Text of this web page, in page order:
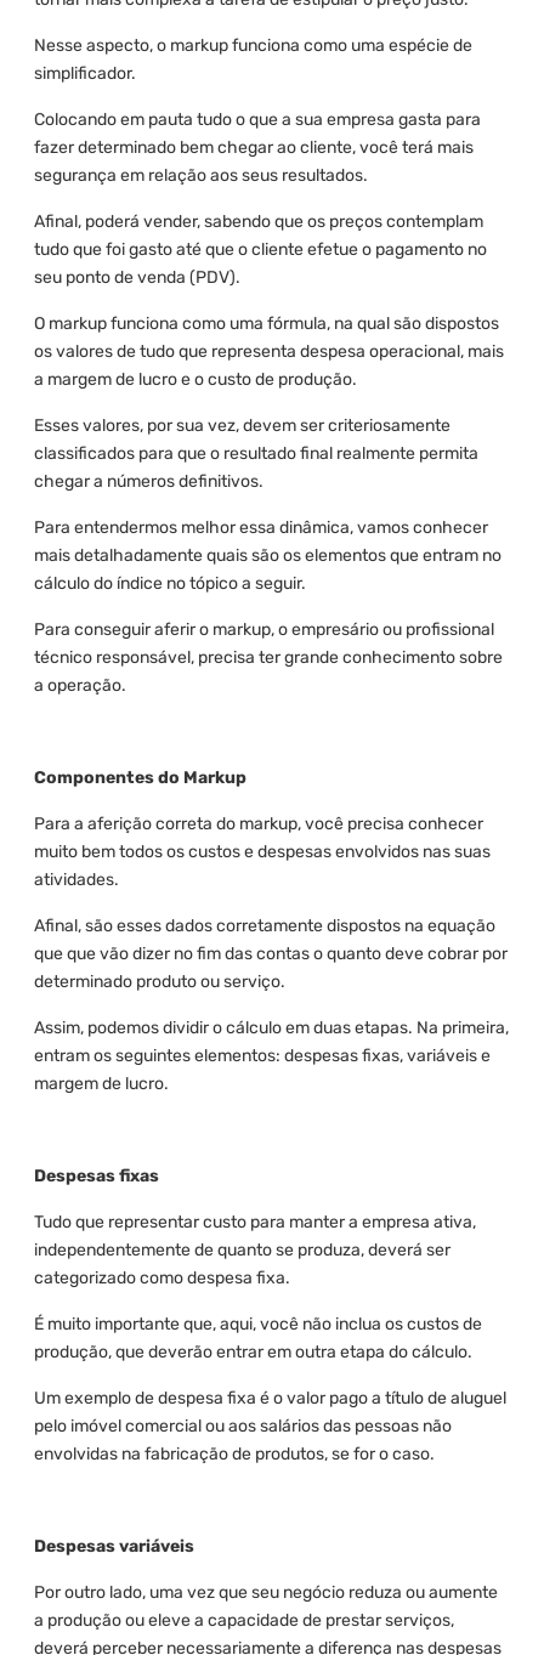
Nesse aspecto, o markup funciona como uma espécie de
simplificador.
Colocando em pauta tudo o que a sua empresa gasta para
fazer determinado bem chegar ao cliente, você terá mais
segurança em relação aos seus resultados.
Afinal, poderá vender, sabendo que os preços contemplam
tudo que foi gasto até que o cliente efetue o pagamento no
seu ponto de venda (PDV).
O markup funciona como uma fórmula, na qual são dispostos
os valores de tudo que representa despesa operacional, mais
a margem de lucro e o custo de produção.
Esses valores, por sua vez, devem ser criteriosamente
classificados para que o resultado final realmente permita
chegar a números definitivos.
Para entendermos melhor essa dinâmica, vamos conhecer
mais detalhadamente quais são os elementos que entram no
cálculo do índice no tópico a seguir.
Para conseguir aferir o markup, o empresário ou profissional
técnico responsável, precisa ter grande conhecimento sobre
a operação.
Componentes do Markup
Para a aferição correta do markup, você precisa conhecer
muito bem todos os custos e despesas envolvidos nas suas
atividades.
Afinal, são esses dados corretamente dispostos na equação
que que vão dizer no fim das contas o quanto deve cobrar por
determinado produto ou serviço.
Assim, podemos dividir o cálculo em duas etapas. Na primeira,
entram os seguintes elementos: despesas fixas, variáveis e
margem de lucro.
Despesas fixas
Tudo que representar custo para manter a empresa ativa,
independentemente de quanto se produza, deverá ser
categorizado como despesa fixa.
É muito importante que, aqui, você não inclua os custos de
produção, que deverão entrar em outra etapa do cálculo.
Um exemplo de despesa fixa é o valor pago a título de aluguel
pelo imóvel comercial ou aos salários das pessoas não
envolvidas na fabricação de produtos, se for o caso.
Despesas variáveis
Por outro lado, uma vez que seu negócio reduza ou aumente
a produção ou eleve a capacidade de prestar serviços,
deverá perceber necessariamente a diferença nas despesas